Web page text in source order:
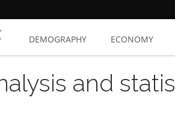
DEMOGRAPHY ECONOMY
and